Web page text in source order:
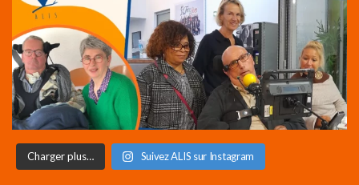
Charger plus… Suivez ALIS sur Instagram